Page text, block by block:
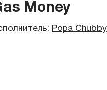
Money
Popa Chubby